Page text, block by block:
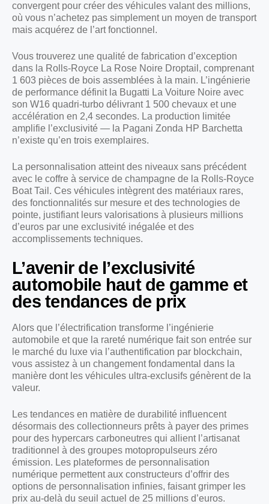
convergent pour créer des véhicules valant des millions,
où vous n’achetez pas simplement un moyen de transport
mais acquérez de l’art fonctionnel.
Vous trouverez une qualité de fabrication d’exception
dans la Rolls-Royce La Rose Noire Droptail, comprenant
1 603 pièces de bois assemblées à la main. L’ingénierie
de performance définit la Bugatti La Voiture Noire avec
son W16 quadri-turbo délivrant 1 500 chevaux et une
accélération en 2,4 secondes. La production limitée
amplifie l’exclusivité — la Pagani Zonda HP Barchetta
n’existe qu’en trois exemplaires.
La personnalisation atteint des niveaux sans précédent
avec le coffre à service de champagne de la Rolls-Royce
Boat Tail. Ces véhicules intègrent des matériaux rares,
des fonctionnalités sur mesure et des technologies de
pointe, justifiant leurs valorisations à plusieurs millions
d’euros par une exclusivité inégalée et des
accomplissements techniques.
L’avenir de l’exclusivité
automobile haut de gamme et
des tendances de prix
Alors que l’électrification transforme l’ingénierie
automobile et que la rareté numérique fait son entrée sur
le marché du luxe via l’authentification par blockchain,
vous assistez à un changement fondamental dans la
manière dont les véhicules ultra-exclusifs génèrent de la
valeur.
Les tendances en matière de durabilité influencent
désormais des collectionneurs prêts à payer des primes
pour des hypercars carboneutres qui allient l’artisanat
traditionnel à des groupes motopropulseurs zéro
émission. Les plateformes de personnalisation
numérique permettent aux constructeurs d’offrir des
options de personnalisation infinies, faisant grimper les
prix au-delà du seuil actuel de 25 millions d’euros.